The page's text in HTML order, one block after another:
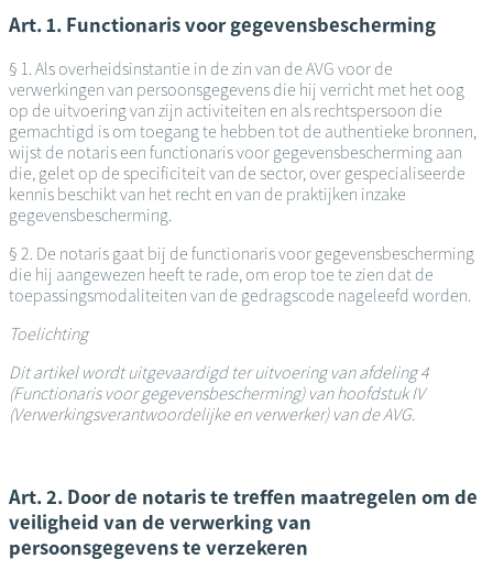
Art. 1. Functionaris voor gegevensbescherming
§ 1. Als overheidsinstantie in de zin van de AVG voor de
verwerkingen van persoonsgegevens die hij verricht met het oog
op de uitvoering van zijn activiteiten en als rechtspersoon die
gemachtigd is om toegang te hebben tot de authentieke bronnen,
wijst de notaris een functionaris voor gegevensbescherming aan
die, gelet op de specificiteit van de sector, over gespecialiseerde
kennis beschikt van het recht en van de praktijken inzake
gegevensbescherming.
§ 2. De notaris gaat bij de functionaris voor gegevensbescherming
die hij aangewezen heeft te rade, om erop toe te zien dat de
toepassingsmodaliteiten van de gedragscode nageleefd worden.
Toelichting
Dit artikel wordt uitgevaardigd ter uitvoering van afdeling 4
(Functionaris voor gegevensbescherming) van hoofdstuk IV
(Verwerkingsverantwoordelijke en verwerker) van de AVG.
Art. 2. Door de notaris te treffen maatregelen om de
veiligheid van de verwerking van
persoonsgegevens te verzekeren